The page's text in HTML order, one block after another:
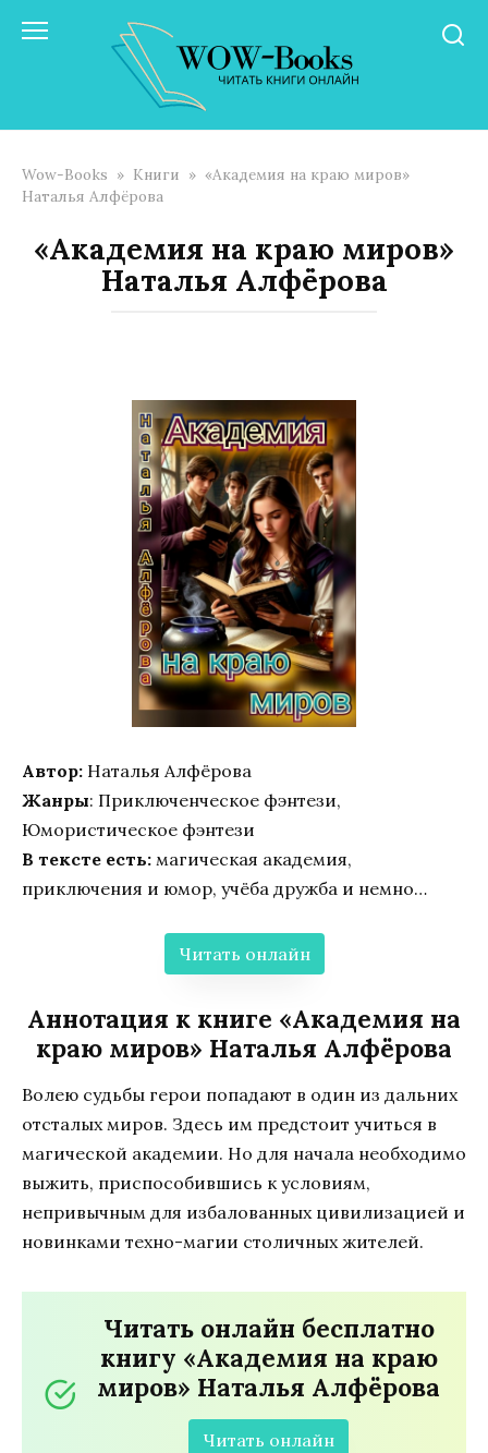
Wow-Books » Книги » «Академия на краю миров»
Наталья Алфёрова
«Академия на краю миров»
Наталья Алфёрова
Автор: Наталья Алфёрова
Жанры: Приключенческое фэнтези,
Юмористическое фэнтези
В тексте есть: магическая академия,
приключения и юмор, учёба дружба и немно…
Читать онлайн
Аннотация к книге «Академия на
краю миров» Наталья Алфёрова
Волею судьбы герои попадают в один из дальних
отсталых миров. Здесь им предстоит учиться в
магической академии. Но для начала необходимо
выжить, приспособившись к условиям,
непривычным для избалованных цивилизацией и
новинками техно-магии столичных жителей.
Читать онлайн бесплатно
книгу «Академия на краю
миров» Наталья Алфёрова
Читать онлайн